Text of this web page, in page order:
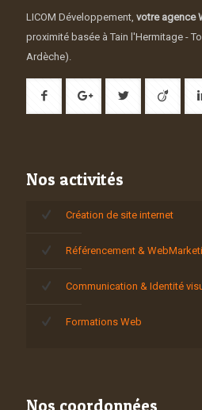
LICOM Développement, votre agence
proximité basée à Tain l'Hermitage -
Ardèche).
Nos activités
Création de site internet
Référencement &
Communication & Identité
Formations Web
Nos coordonnées